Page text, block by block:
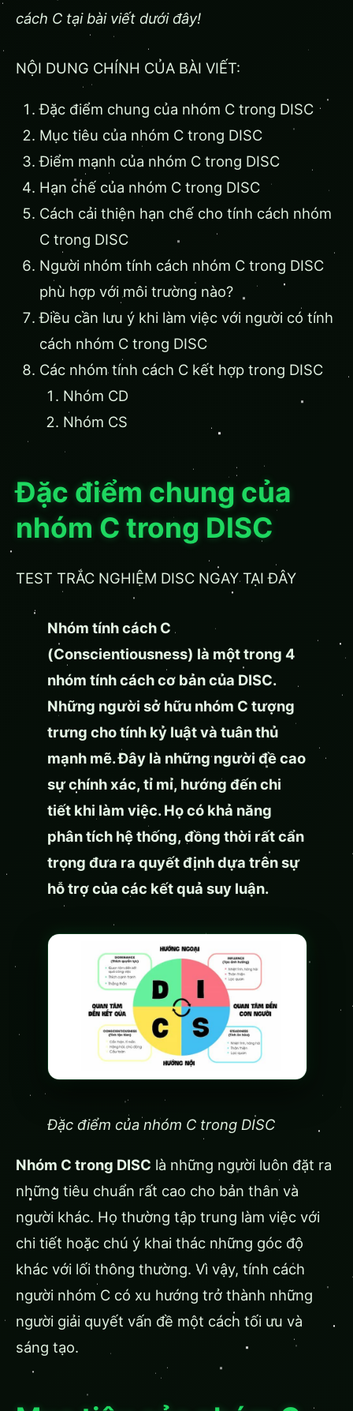
cách C tại bài viết dưới đây!
NỘI DUNG CHÍNH CỦA BÀI VIẾT:
Đặc điểm chung của nhóm C trong DISC
Mục tiêu của nhóm C trong DISC
Điểm mạnh của nhóm C trong DISC
Hạn chế của nhóm C trong DISC
Cách cải thiện hạn chế cho tính cách nhóm
C trong DISC
Người nhóm tính cách nhóm C trong DISC
phù hợp với môi trường nào?
Điều cần lưu ý khi làm việc với người có tính
cách nhóm C trong DISC
Các nhóm tính cách C kết hợp trong DISC
Nhóm CD
Nhóm CS
Đặc điểm chung của
nhóm C trong DISC
TEST TRẮC NGHIỆM DISC NGAY TẠI ĐÂY
Nhóm tính cách C
(Conscientiousness) là một trong 4
nhóm tính cách cơ bản của DISC.
Những người sở hữu nhóm C tượng
trưng cho tính kỷ luật và tuân thủ
mạnh mẽ. Đây là những người đề cao
sự chính xác, tỉ mỉ, hướng đến chi
tiết khi làm việc. Họ có khả năng
phân tích hệ thống, đồng thời rất cẩn
trọng đưa ra quyết định dựa trên sự
hỗ trợ của các kết quả suy luận.
Đặc điểm của nhóm C trong DISC
Nhóm C trong DISC là những người luôn đặt ra
những tiêu chuẩn rất cao cho bản thân và
người khác. Họ thường tập trung làm việc với
chi tiết hoặc chú ý khai thác những góc độ
khác với lối thông thường. Vì vậy, tính cách
người nhóm C có xu hướng trở thành những
người giải quyết vấn đề một cách tối ưu và
sáng tạo.